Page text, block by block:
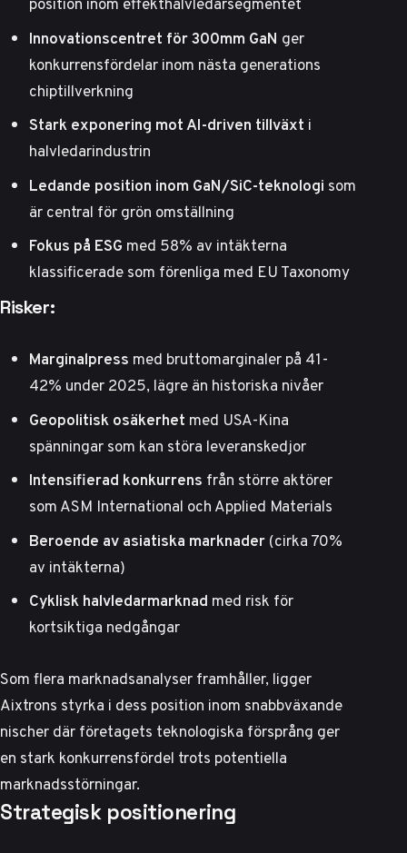
Innovationscentret för 300mm GaN ger
konkurrensfördelar inom nästa generations
chiptillverkning
Stark exponering mot AI-driven tillväxt i
halvledarindustrin
Ledande position inom GaN/SiC-teknologi som
är central för grön omställning
Fokus på ESG med 58% av intäkterna
klassificerade som förenliga med EU Taxonomy
Risker:
Marginalpress med bruttomarginaler på 41-
42% under 2025, lägre än historiska nivåer
Geopolitisk osäkerhet med USA-Kina
spänningar som kan störa leveranskedjor
Intensifierad konkurrens från större aktörer
som ASM International och Applied Materials
Beroende av asiatiska marknader(cirka 70%
av intäkterna)
Cyklisk halvledarmarknad med risk för
kortsiktiga nedgångar
Somflera marknadsanalyser framhåller, ligger
Aixtrons styrka i dess position inom snabbväxande
nischer där företagets teknologiska försprång ger
en stark konkurrensfördel trots potentiella
marknadsstörningar.
Strategisk positionering